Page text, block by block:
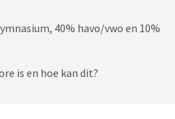
40% havo/vwo en 10%
is en hoe kan dit?